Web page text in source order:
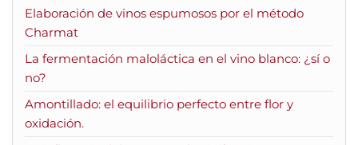
Elaboración de vinos espumosos por el método
Charmat
La fermentación maloláctica en el vino blanco: ¿sí o
no?
Amontillado: el equilibrio perfecto entre flor y
oxidación.